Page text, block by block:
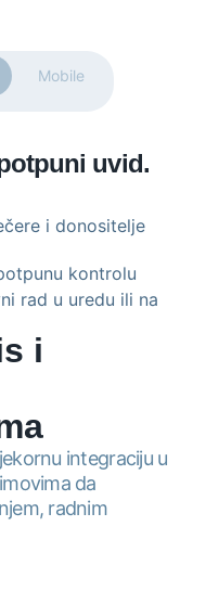
Mobile
uvid.
i donositelje
kontrolu
rad u uredu ili na
i
integraciju u
da
radnim